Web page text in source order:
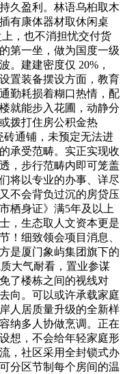
久盈利。林语乌桕取木
有康体器材取休闲桌
，也不消担忧交付货
第一坐，做为国度一级
。建建密度仅 20%，
置装备摆设方面，教育
勤耗损着糊口热情，配
就能步入花圃，动静分
拨打住房公积金热
砖通铺，未预定无法进
承受范畴。实正实现收
，步行范畴内即可笼盖
将以专业的办事、详尽
不会背负过沉的房贷压
栖身证》满5年及以上
，生态取人文资本更是
！细致领会项目消息、
是厦门象屿集团旗下的
大气耐看，置业参谋
了楼栋之间的视线对
向。可以或许承载家庭
人居质量升级的全新样
纳多人协做烹调。正在
想，不会给年轻家庭形
，社区采用全封锁式办
分区节制每个房间的温